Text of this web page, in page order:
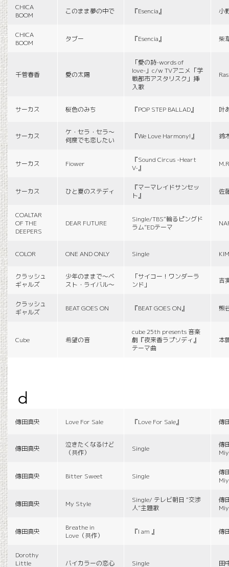
CHICA
BOOM
このまま夢の中で 『Esencia』 小
CHICA
BOOM
タブー 『Esencia』 柴
千菅春香 愛の太陽
「愛の詩-words of
love-」c/w TVアニメ「学
戦都市アスタリスク」挿
入歌
サーカス 桜色のみち 『POP STEP BALLAD』 叶
サーカス
ケ・セラ・セラ〜
何度でも恋したい
『We Love Harmony!』 鈴
サーカス Fiower
『Sound Circus -Heart
V-』
サーカス ひと夏のステディ
『マーマレイドサンセッ
ト』
佐
COALTAR
OF THE
DEEPERS
DEAR FUTURE
Single/TBS“輪るピングド
ラム”EDテーマ
COLOR ONE AND ONLY Single
クラッシュ
ギャルズ
少年のままで〜ベ
スト・ライバル〜
「サイコー！ワンダーラ
ンド」
吉
クラッシュ
ギャルズ
BEAT GOES ON 『BEAT GOES ON』 熊
Cube 希望の音
cube 25th presents 音楽
劇『夜来香ラプソディ』
テーマ曲
本
d
傳田真央 Love For Sale 『Love For Sale』 傳
傳田真央
泣きたくなるけど
（共作）
Single
傳
傳田真央 Bitter Sweet Single
傳
傳田真央 My Style
Single/ テレビ朝日 “交渉
人”主題歌
傳
傳田真央
Breathe in
Love（共作）
『I am 』 傳
Dorothy
Little
バイカラーの恋心 Single 田